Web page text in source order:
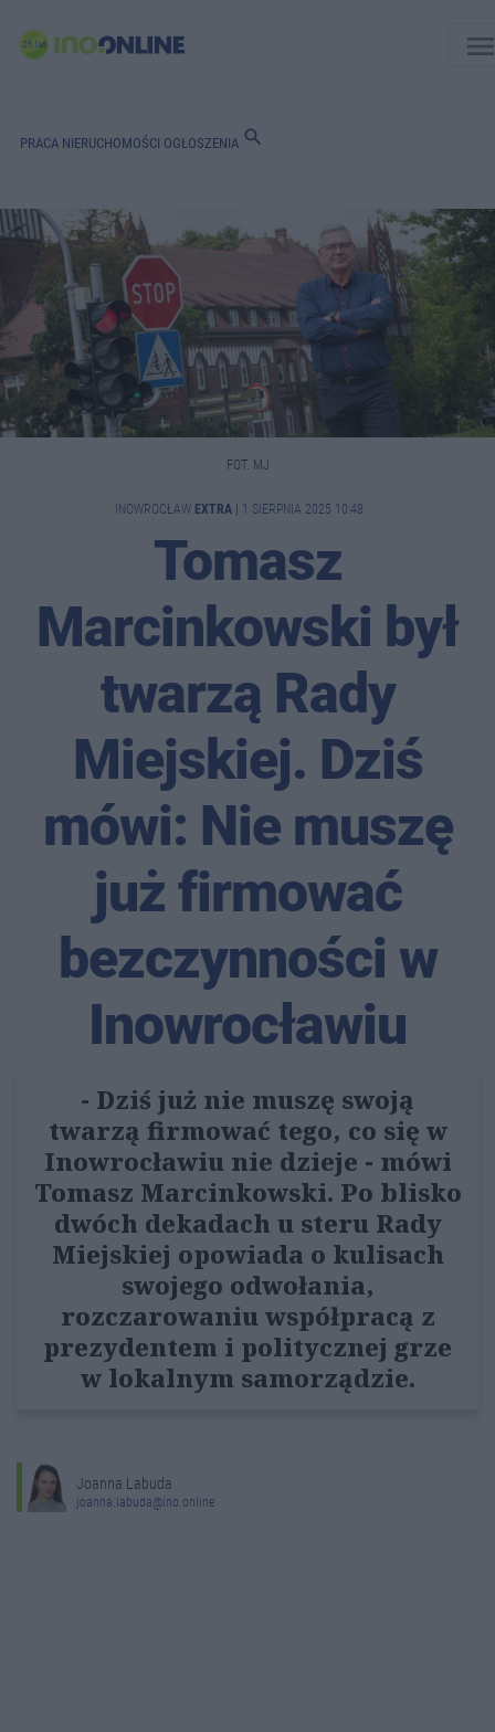
PRACA NIERUCHOMOŚCI OGŁOSZENIA search
FOT. MJ
INOWROCŁAW EXTRA 1 SIERPNIA 2025 10:48
Tomasz
Marcinkowski był
twarzą Rady
Miejskiej. Dziś
mówi: Nie muszę
już firmować
bezczynności w
Inowrocławiu
- Dziś już nie muszę swoją
twarzą firmować tego, co się w
Inowrocławiu nie dzieje - mówi
Tomasz Marcinkowski. Po blisko
dwóch dekadach u steru Rady
Miejskiej opowiada o kulisach
swojego odwołania,
rozczarowaniu współpracą z
prezydentem i politycznej grze
w lokalnym samorządzie.
Joanna Labuda
joanna.labuda@ino.online